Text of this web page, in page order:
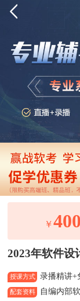
￥400
2023年软件设
授课方式 录播精讲+
配套资料 自编内部